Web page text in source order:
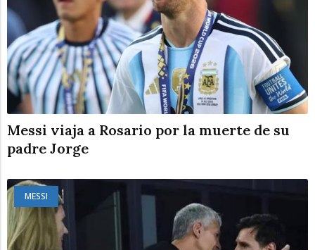
Messi viaja a Rosario por la muerte de su
padre Jorge
MESSI